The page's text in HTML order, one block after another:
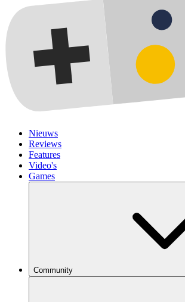
Nieuws
Reviews
Features
Video's
Games
Community